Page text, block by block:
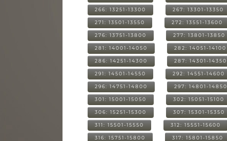
266: 13251-13300 267: 13301-13350
271: 13501-13550 272: 13551-13600
276: 13751-13800 277: 13801-13850
281: 14001-14050 282: 14051-14100
286: 14251-14300 287: 14301-14350
291: 14501-14550 292: 14551-14600
296: 14751-14800 297: 14801-14850
301: 15001-15050 302: 15051-15100
306: 15251-15300 307: 15301-15350
311: 15501-15550 312: 15551-15600
316: 15751-15800 317: 15801-15850